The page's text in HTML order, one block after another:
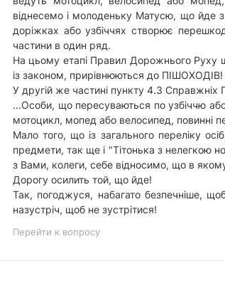
віднесемо і молоденьку Матусю, що йде
доріжках або узбіччях створює
частини в один ряд.
На цьому етапі Правил Дорожнього Руху
із законом, прирівнюються до ПІШОХОДІВ!
У другій же частині пункту 4.3
...Особи, що пересуваються по узбіччю
мотоцикл, мопед або велосипед, повинні
Мало того, що із загального переліку
предмети, так ще і "Тітонька з нелегкою
з Вами, колеги, себе відносимо, що в
Дорогу осилить той, що йде!
Так, погоджуся, набагато безпечніше,
назустріч, щоб не зустрітися!
Перейти к вопросу